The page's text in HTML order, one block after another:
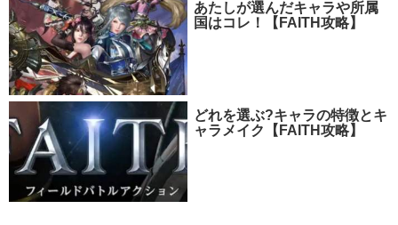
あたしが選んだキャラや所属
国はコレ！【FAITH攻略】
どれを選ぶ?キャラの特徴とキ
ャラメイク【FAITH攻略】